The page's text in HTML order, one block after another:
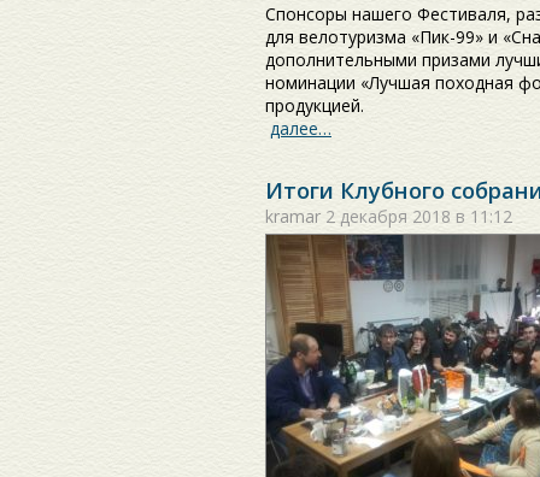
Спонсоры нашего Фестиваля,
для велотуризма «Пик-99» и
дополнительными призами
номинации «Лучшая походная
продукцией.
далее…
Итоги Клубного
kramar 2 декабря 2018 в 11:12